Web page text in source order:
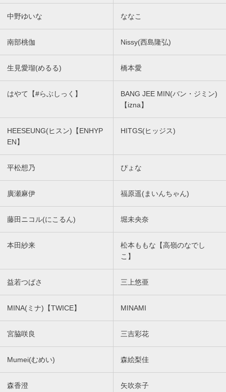
中野ゆいな ななこ
南部桃伽 Nissy(西島隆弘)
生見愛瑠(めるる) 橋本愛
はやて【#らぶしっく】
BANG JEE MIN(バン・ジミン)
【izna】
HEESEUNG(ヒスン)【ENHYP
EN】
HITGS(ヒッジス)
平松想乃 ぴょな
廣瀬麻伊 福原遥(まいんちゃん)
藤田ニコル(にこるん) 堀未央奈
本田紗来
松本ももな【高嶺のなでし
こ】
益若つばさ 三上悠亜
MINA(ミナ)【TWICE】 MINAMI
宮脇咲良 三吉彩花
Mumei(むめい) 森絵梨佳
森香澄 矢吹奈子